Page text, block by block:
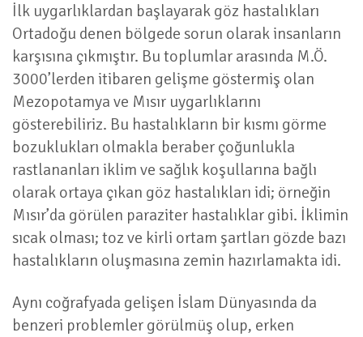
İlk uygarlıklardan başlayarak göz hastalıkları
Ortadoğu denen bölgede sorun olarak insanların
karşısına çıkmıştır. Bu toplumlar arasında M.Ö.
3000’lerden itibaren gelişme göstermiş olan
Mezopotamya ve Mısır uygarlıklarını
gösterebiliriz. Bu hastalıkların bir kısmı görme
bozuklukları olmakla beraber çoğunlukla
rastlananları iklim ve sağlık koşullarına bağlı
olarak ortaya çıkan göz hastalıkları idi; örneğin
Mısır’da görülen paraziter hastalıklar gibi. İklimin
sıcak olması; toz ve kirli ortam şartları gözde bazı
hastalıkların oluşmasına zemin hazırlamakta idi.
Aynı coğrafyada gelişen İslam Dünyasında da
benzeri problemler görülmüş olup, erken